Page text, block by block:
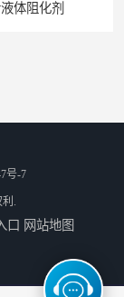
体阻化剂
号-7
.
口 网站地图